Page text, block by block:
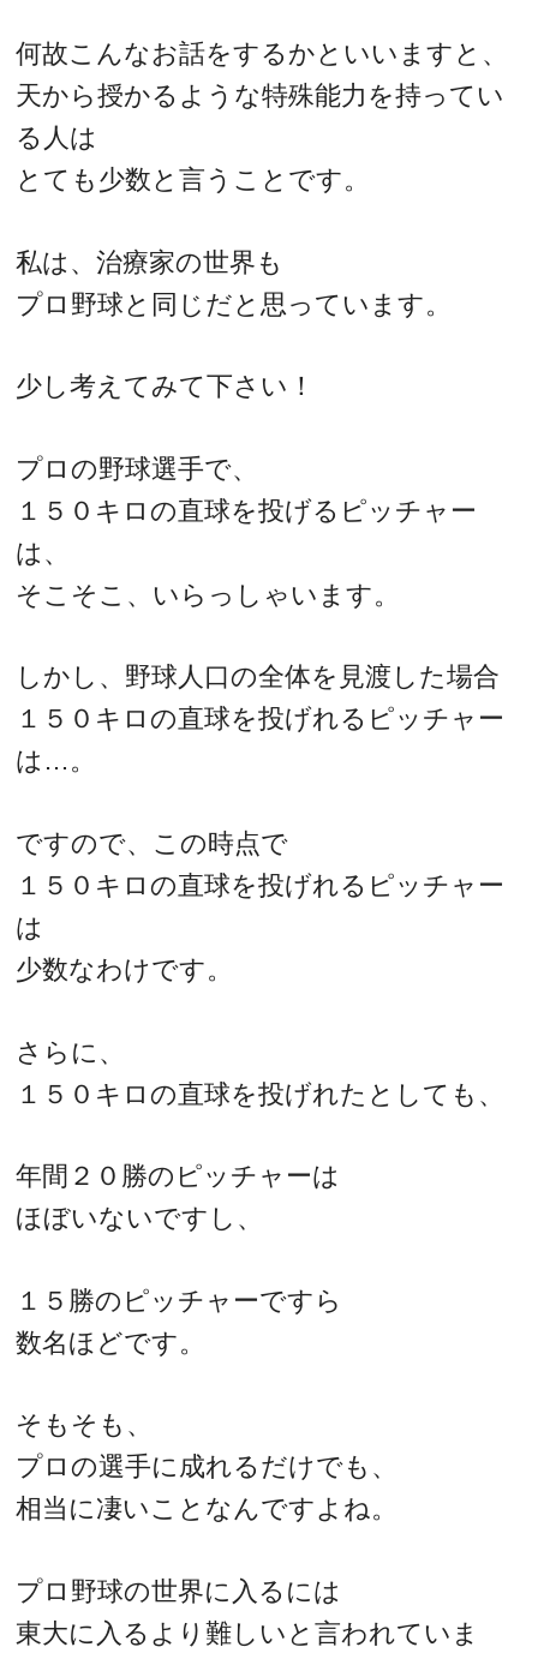
何故こんなお話をするかといいますと、
天から授かるような特殊能力を持ってい
る人は
とても少数と言うことです。
私は、治療家の世界も
プロ野球と同じだと思っています。
少し考えてみて下さい！
プロの野球選手で、
１５０キロの直球を投げるピッチャー
は、
そこそこ、いらっしゃいます。
しかし、野球人口の全体を見渡した場合
１５０キロの直球を投げれるピッチャー
は…。
ですので、この時点で
１５０キロの直球を投げれるピッチャー
は
少数なわけです。
さらに、
１５０キロの直球を投げれたとしても、
年間２０勝のピッチャーは
ほぼいないですし、
１５勝のピッチャーですら
数名ほどです。
そもそも、
プロの選手に成れるだけでも、
相当に凄いことなんですよね。
プロ野球の世界に入るには
東大に入るより難しいと言われていま